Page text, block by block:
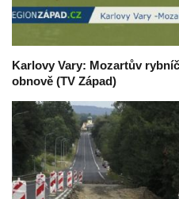
Karlovy Vary: Mozartův
obnově (TV Západ)